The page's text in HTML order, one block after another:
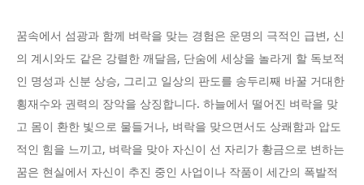
꿈속에서 섬광과 함께 벼락을 맞는 경험은 운명의 극적인 급변, 신
의 계시와도 같은 강렬한 깨달음, 단숨에 세상을 놀라게 할 독보적
인 명성과 신분 상승, 그리고 일상의 판도를 송두리째 바꿀 거대한
횡재수와 권력의 장악을 상징합니다. 하늘에서 떨어진 벼락을 맞
고 몸이 환한 빛으로 물들거나, 벼락을 맞으면서도 상쾌함과 압도
적인 힘을 느끼고, 벼락을 맞아 자신이 선 자리가 황금으로 변하는
꿈은 현실에서 자신이 추진 중인 사업이나 작품이 세간의 폭발적